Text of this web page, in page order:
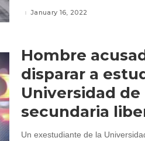
January 16, 2022
Hombre
disparar a
Universidad
secundaria
Un exestudiante de la